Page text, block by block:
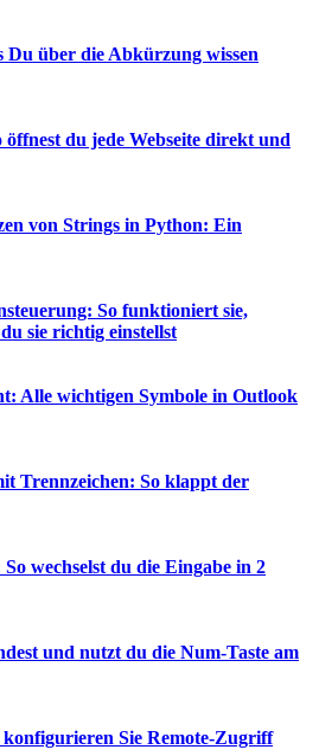
Du über die Abkürzung wissen
du jede Webseite direkt und
von Strings in Python: Ein
So funktioniert sie,
sie richtig einstellst
Alle wichtigen Symbole in Outlook
Trennzeichen: So klappt der
wechselst du die Eingabe in 2
und nutzt du die Num-Taste am
Sie Remote-Zugriff